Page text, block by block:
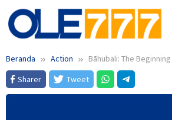
Loncat
ke
konten
Beranda Action
Bāhubali: The Beginning
Sharer
Tweet